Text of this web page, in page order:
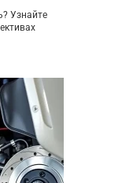
Узнайте